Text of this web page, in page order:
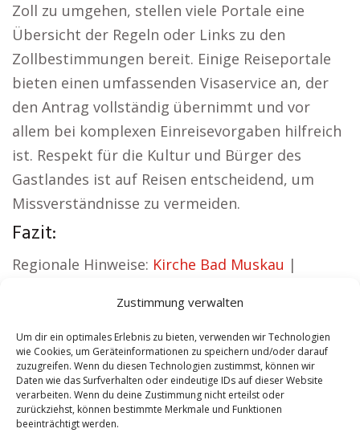
Zustimmung verwalten
Um dir ein optimales Erlebnis zu bieten, verwenden wir Technologien
wie Cookies, um Geräteinformationen zu speichern und/oder darauf
zuzugreifen. Wenn du diesen Technologien zustimmst, können wir
Daten wie das Surfverhalten oder eindeutige IDs auf dieser Website
verarbeiten. Wenn du deine Zustimmung nicht erteilst oder
zurückziehst, können bestimmte Merkmale und Funktionen
beeinträchtigt werden.
Zoll zu umgehen, stellen viele Portale eine
Übersicht der Regeln oder Links zu den
Zollbestimmungen bereit. Einige Reiseportale
bieten einen umfassenden Visaservice an, der
den Antrag vollständig übernimmt und vor
allem bei komplexen Einreisevorgaben hilfreich
ist. Respekt für die Kultur und Bürger des
Gastlandes ist auf Reisen entscheidend, um
Missverständnisse zu vermeiden.
Fazit:
Regionale Hinweise: Kirche Bad Muskau |
Sicherheitsdienst Bad Muskau|Hauskauf Bad
Muskau |Hundeschule Bad Muskau|Schamane
Bad Muskau
Contents [show]